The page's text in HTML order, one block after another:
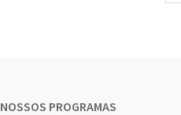
NOSSOS PROGRAMAS